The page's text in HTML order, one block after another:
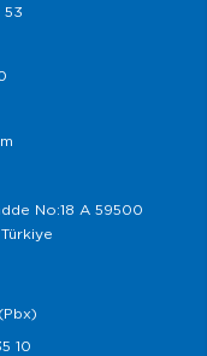
53
No:18 A 59500
10